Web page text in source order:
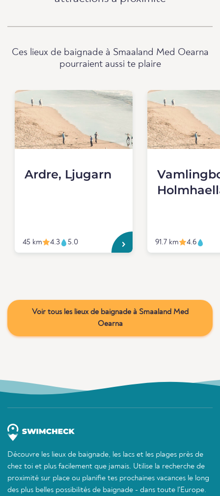
Ces lieux de baignade à Smaaland Med Oearna
pourraient aussi te plaire
Ardre, Ljugarn
45 km 4.3 5.0 91.7 km 4.6
Voir tous les lieux de baignade à Smaaland Med
Oearna
Découvre les lieux de baignade, les lacs et les plages près de
chez toi et plus facilement que jamais. Utilise la recherche de
proximité sur place ou planifie tes prochaines vacances le long
des plus belles possibilités de baignade - dans toute l'Europe.